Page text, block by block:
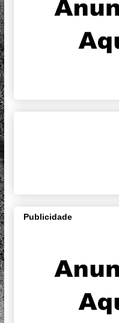
Publicidade